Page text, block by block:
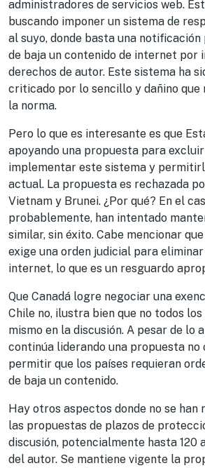
administradores de servicios web.
buscando imponer un sistema de
al suyo, donde basta una
de baja un contenido de internet por
derechos de autor. Este sistema ha
criticado por lo sencillo y dañino que
la norma.
Pero lo que es interesante es que
apoyando una propuesta para excluir
implementar este sistema y
actual. La propuesta es rechazada
Vietnam y Brunei. ¿Por qué? En el
probablemente, han intentado
similar, sin éxito. Cabe mencionar
exige una orden judicial para
internet, lo que es un resguardo
Que Canadá logre negociar una
Chile no, ilustra bien que no todos
mismo en la discusión. A pesar de lo
continúa liderando una propuesta no
permitir que los países requieran
de baja un contenido.
Hay otros aspectos donde no se han
las propuestas de plazos de
discusión, potencialmente hasta 120
del autor. Se mantiene vigente la